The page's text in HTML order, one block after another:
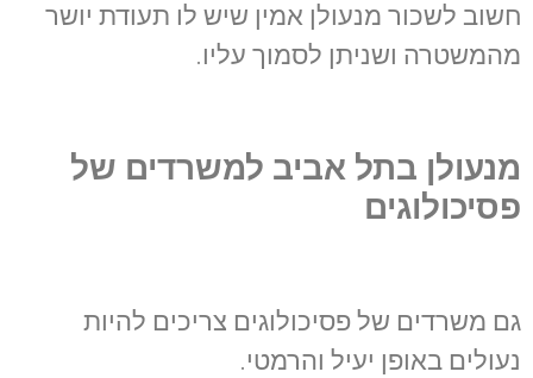
חשוב לשכור מנעולן אמין שיש לו תעודת יושר
מהמשטרה ושניתן לסמוך עליו.
מנעולן בתל אביב למשרדים של
פסיכולוגים
גם משרדים של פסיכולוגים צריכים להיות
נעולים באופן יעיל והרמטי.